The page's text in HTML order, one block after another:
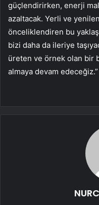
güçlendirirken, enerji
azaltacak. Yerli ve
önceliklendiren bu
bizi daha da ileriye
üreten ve örnek olan bir
almaya devam edeceğiz.”